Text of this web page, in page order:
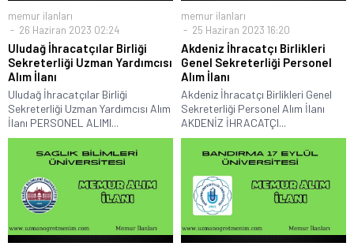
memur ilanları
26 Haziran 2023 02:24
Uludağ İhracatçılar Birliği
Sekreterliği Uzman Yardımcısı
Alım İlanı
Uludağ İhracatçılar Birliği
Sekreterliği Uzman Yardımcısı Alım
İlanı PERSONEL ALIMI...
memur ilanları
25 Haziran 2023 16:20
Akdeniz İhracatçı Birlikleri
Genel Sekreterliği Personel
Alım İlanı
Akdeniz İhracatçı Birlikleri Genel
Sekreterliği Personel Alım İlanı
AKDENİZ İHRACATÇI...